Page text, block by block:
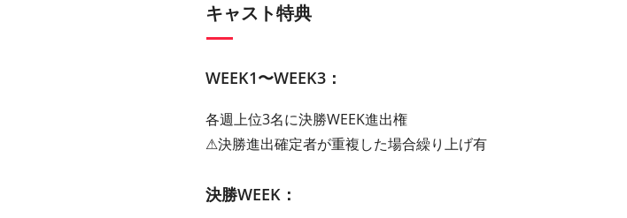
キャスト特典
WEEK1〜WEEK3：
各週上位3名に決勝WEEK進出権
⚠︎決勝進出確定者が重複した場合繰り上げ有
決勝WEEK：